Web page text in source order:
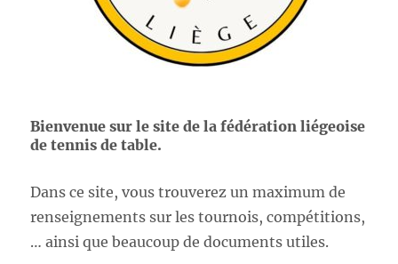
Bienvenue sur le site de la fédération liégeoise
de tennis de table.
Dans ce site, vous trouverez un maximum de
renseignements sur les tournois, compétitions,
… ainsi que beaucoup de documents utiles.